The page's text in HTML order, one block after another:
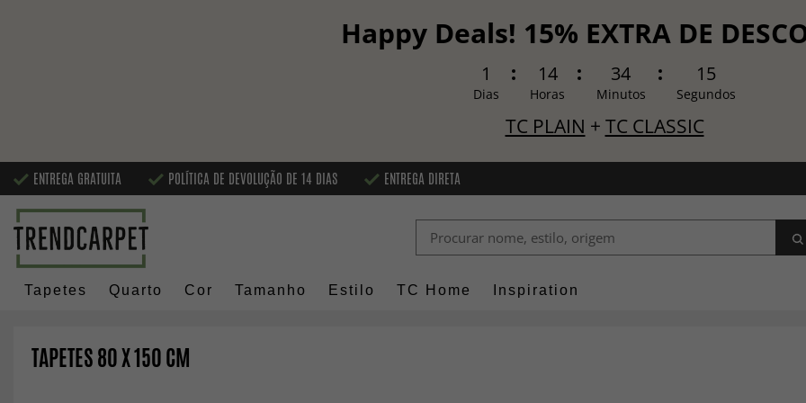
Happy Deals! 15% EXTRA DE
1
Dias
14
Horas
34
Minutos
13
Segundos
TC PLAIN + TC CLASSIC
ENTREGA GRATUITA POLÍTICA DE DEVOLUÇÃO DE 14 DIAS ENTREGA DIRETA
Tapetes Quarto Cor Tamanho Estilo TC Home Inspiration
TAPETES 80 X 150 CM